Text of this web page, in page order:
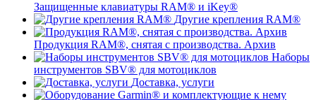
Защищенные клавиатуры RAM® и iKey®
Другие крепления RAM®
Продукция RAM®, снятая с производства. Архив
Наборы
инструментов SBV® для мотоциклов
Доставка, услуги